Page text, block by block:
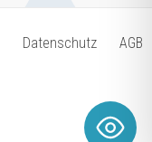
Datenschutz AGB